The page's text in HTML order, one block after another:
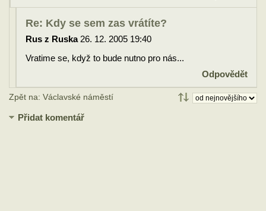
Re: Kdy se sem zas vrátíte?
Rus z Ruska26. 12. 2005 19:40
Vratime se, když to bude nutno pro nás...
Odpovědět
Zpět na: Václavské náměstí
Přidat komentář